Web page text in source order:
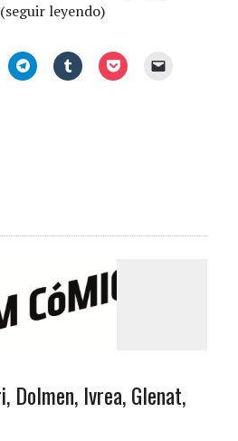
(seguir leyendo)
Dolmen, Ivrea, Glenat,